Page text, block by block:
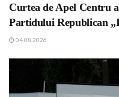
Curtea de Apel Centru
Partidului Republican
04.08.2026